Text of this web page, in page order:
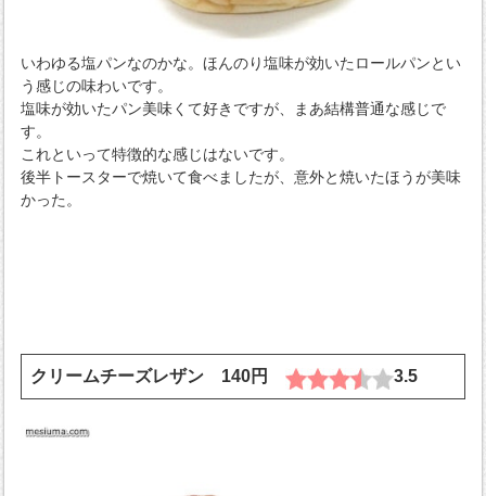
いわゆる塩パンなのかな。ほんのり塩味が効いたロールパンとい
う感じの味わいです。
塩味が効いたパン美味くて好きですが、まあ結構普通な感じで
す。
これといって特徴的な感じはないです。
後半トースターで焼いて食べましたが、意外と焼いたほうが美味
かった。
クリームチーズレザン 140円 3.5